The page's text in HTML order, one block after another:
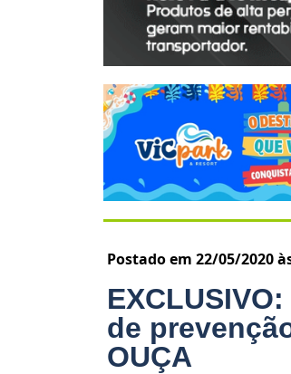
Postado em 22/05/2020
de
OUÇA